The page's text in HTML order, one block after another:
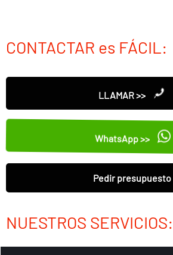
CONTACTAR es FÁCIL:
LLAMAR >>
WhatsApp >>
Pedir presupuesto
NUESTROS SERVICIOS: